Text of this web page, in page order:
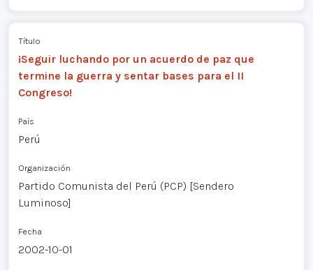
Título
¡Seguir luchando por un acuerdo de paz que
termine la guerra y sentar bases para el II
Congreso!
País
Perú
Organización
Partido Comunista del Perú (PCP) [Sendero
Luminoso]
Fecha
2002-10-01